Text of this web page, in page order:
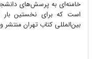
‌است که برای نخستین بار
بین‌المللی کتاب تهران منتشر و